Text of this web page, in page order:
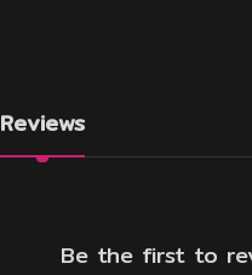
Reviews
Be the first to